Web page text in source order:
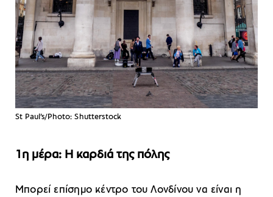
St Paul’s/Photo: Shutterstock
1η μέρα: Η καρδιά της πόλης
Μπορεί επίσημο κέντρο του Λονδίνου να είναι η